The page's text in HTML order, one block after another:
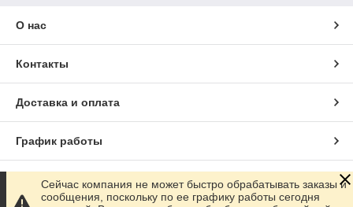
О нас
Контакты
Доставка и оплата
График работы
Полная версия сайта
Сейчас компания не может быстро обрабатывать заказы и
сообщения, поскольку по ее графику работы сегодня